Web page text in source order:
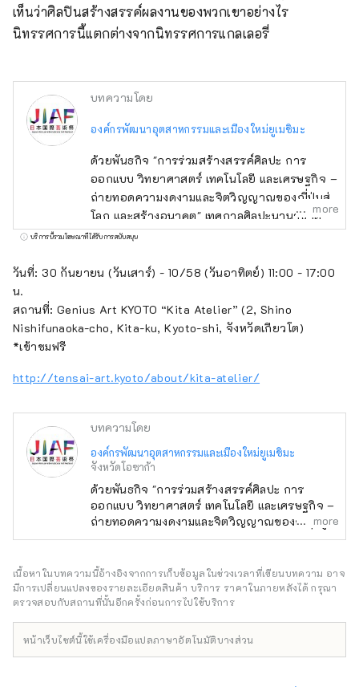
เห็นว่าศิลปินสร้างสรรค์ผลงานของพวกเขาอย่างไร
นิทรรศการนี้แตกต่างจากนิทรรศการแกลเลอรี่
บทความโดย
องค์กรพัฒนาอุตสาหกรรมและเมืองใหม่ยูเมชิมะ
ด้วยพันธกิจ "การร่วมสร้างสรรค์ศิลปะ การ
ออกแบบ วิทยาศาสตร์ เทคโนโลยี และเศรษฐกิจ –
ถ่ายทอดความงดงามและจิตวิญญาณของญี่ปุ่นสู่
โลก และสร้างอนาคต" เทศกาลศิลปะนานาชาติ
ญี่ปุ่นจะจัดขึ้นในช่วงเวลาเดียวกันหกเดือนกับงาน
เข้าร่วม 158 แห่ง และองค์กรระหว่างประเทศ 7
Expo และในเกียวโต โอซาก้า คันไซ และทั่ว
ประเทศ เพื่อส่งเสริมการสร้างวัฏจักรที่ดีงาม
งาน Expo จะเป็นโอกาสในการขยายวงกว้างของ
หลากหลาย วิทยาศาสตร์และเทคโนโลยี และ
***********************************
องค์กรพัฒนาอุตสาหกรรมและเมืองใหม่ยูเมะชิมะ
(จำกัด) / เลขานุการ: สถาบันออกแบบเมืองเพื่อ
สุขภาพ (จำกัด) https://yumeshimakikou.org/
อาคาร Mainichi Shimbun 3-4-5 Umeda,
info@yumeshimakikou.com โทรศัพท์: 06-
6136-8803
************************************
***
more
บริการนี้รวมโฆษณาที่ได้รับการสนับสนุน
วันที่: 30 กันยายน (วันเสาร์) - 10/58 (วันอาทิตย์) 11:00 - 17:00
น.
สถานที่: Genius Art KYOTO “Kita Atelier” (2, Shino
Nishifunaoka-cho, Kita-ku, Kyoto-shi, จังหวัดเกียวโต)
*เข้าชมฟรี
http://tensai-art.kyoto/about/kita-atelier/
บทความโดย
องค์กรพัฒนาอุตสาหกรรมและเมืองใหม่ยูเมชิมะ
จังหวัดโอซาก้า
ด้วยพันธกิจ "การร่วมสร้างสรรค์ศิลปะ การ
ออกแบบ วิทยาศาสตร์ เทคโนโลยี และเศรษฐกิจ –
ถ่ายทอดความงดงามและจิตวิญญาณของญี่ปุ่นสู่
โลก และสร้างอนาคต" เทศกาลศิลปะนานาชาติ
Osaka-Kansai Expo ซึ่งจะมีประเทศและภูมิภาค
เข้าร่วม 158 แห่ง และองค์กรระหว่างประเทศ 7
แห่ง ผ่านเครือข่ายที่จะเกิดขึ้น ณ สถานที่จัดงาน
ประเทศ เพื่อส่งเสริมการสร้างวัฏจักรที่ดีงาม
more
เนื้อหาในบทความนี้อ้างอิงจากการเก็บข้อมูลในช่วงเวลาที่เขียนบทความ อาจ
มีการเปลี่ยนแปลงของรายละเอียดสินค้า บริการ ราคาในภายหลังได้ กรุณา
ตรวจสอบกับสถานที่นั้นอีกครั้งก่อนการไปใช้บริการ
หน้าเว็บไซต์นี้ใช้เครื่องมือแปลภาษาอัตโนมัติบางส่วน